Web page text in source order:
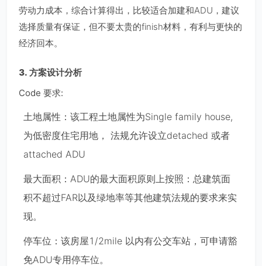
劳动力成本，综合计算得出，比较适合加建和ADU，建议
选择质量有保证，但不要太贵的finish材料，有利与更快的
经济回本。
3. ⽅案设计分析
Code 要求:
⼟地属性： 该⼯程⼟地属性为Single family house,
为低密度住宅⽤地， 法规允许设⽴detached 或者
attached ADU
最大面积： ADU的最大面积原则上按照：总建筑面
积不超过FAR以及绿地率等其他建筑法规的要求来实
现。
停车位： 该房屋1/2mile 以内有公交车站，可申请豁
免ADU专用停车位。